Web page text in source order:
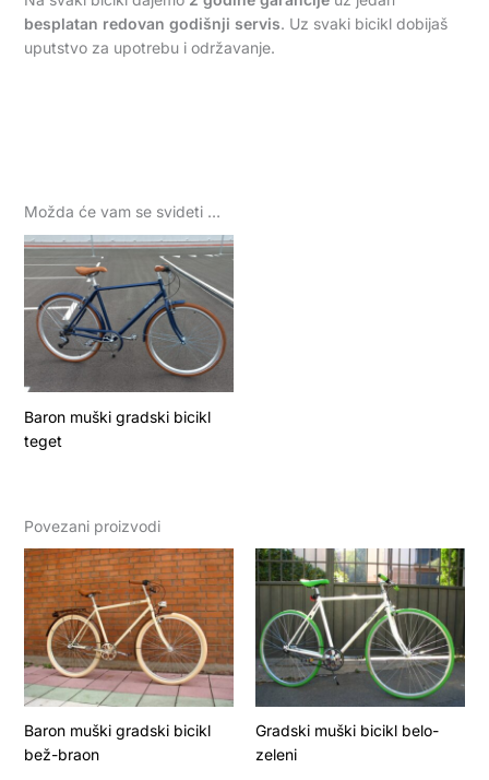
besplatan redovan godišnji servis. Uz svaki bicikl dobijaš
uputstvo za upotrebu i održavanje.
Možda će vam se svideti …
Baron muški gradski bicikl
teget
Povezani proizvodi
Baron muški gradski bicikl
bež-braon
Gradski muški bicikl belo-
zeleni